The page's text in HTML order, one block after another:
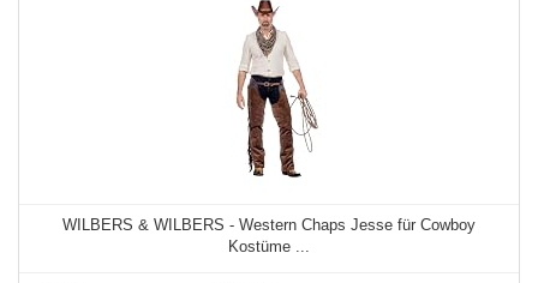
WILBERS & WILBERS - Western Chaps Jesse für Cowboy
Kostüme ...